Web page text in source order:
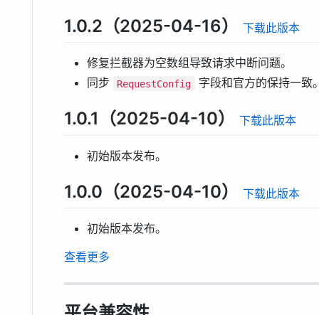
1.0.2（2025-04-16） 下载此版本
修复拦截器为空数组导致请求中断问题。
同步
RequestConfig 字段和官方的保持一致
1.0.1（2025-04-10） 下载此版本
初始版本发布。
1.0.0（2025-04-10） 下载此版本
初始版本发布。
查看更多